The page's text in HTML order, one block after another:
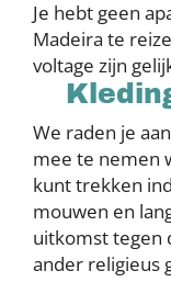
Je hebt geen
Madeira te
voltage zijn
We raden je
mee te nemen
kunt trekken
mouwen en
uitkomst tegen
ander religieus